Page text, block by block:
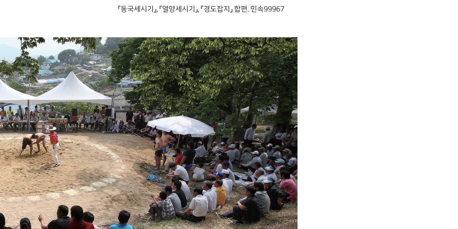
『동국세시기』, 『열양세시기』, 『경도잡지』 합편. 민속99967